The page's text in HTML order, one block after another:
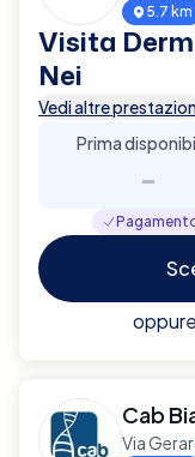
5.7 km
Visita
Nei
Vedi altre
Prima
-
Cab
Via